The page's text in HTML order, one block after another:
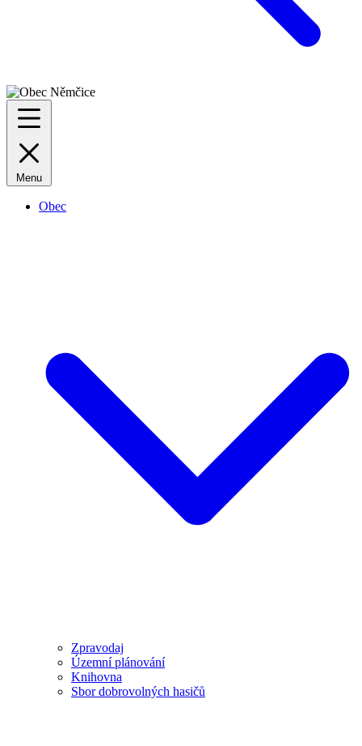
Menu
Obec
Zpravodaj
Územní plánování
Knihovna
Sbor dobrovolných hasičů